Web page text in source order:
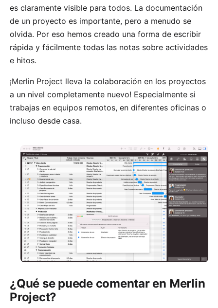
es claramente visible para todos. La documentación
de un proyecto es importante, pero a menudo se
olvida. Por eso hemos creado una forma de escribir
rápida y fácilmente todas las notas sobre actividades
e hitos.
¡Merlin Project lleva la colaboración en los proyectos
a un nivel completamente nuevo! Especialmente si
trabajas en equipos remotos, en diferentes oficinas o
incluso desde casa.
¿Qué se puede comentar en Merlin
Project?